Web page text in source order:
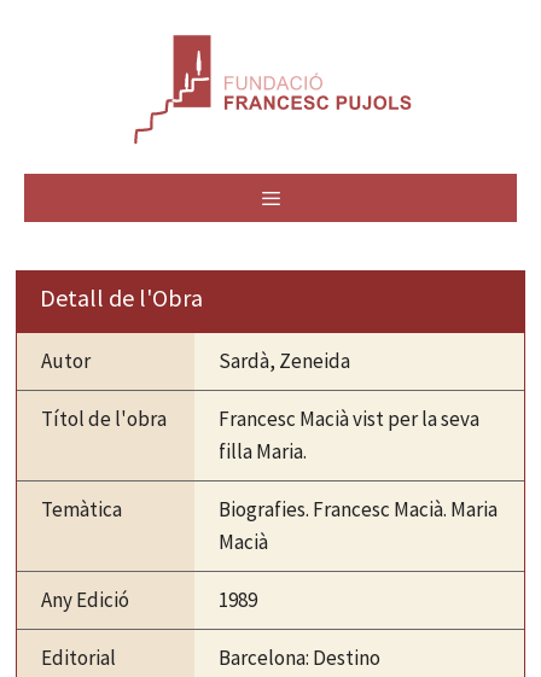
Detall de l'Obra
Autor Sardà, Zeneida
Títol de l'obra
Francesc Macià vist per la seva
filla Maria.
Temàtica
Biografies. Francesc Macià. Maria
Macià
Any Edició 1989
Editorial Barcelona: Destino